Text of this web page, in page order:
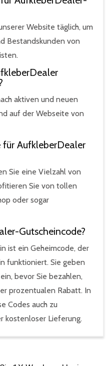
Website täglich, um
Bestandskunden von
aktiven und neuen
auf der Webseite von
AufkleberDealer
Sie eine Vielzahl von
Sie von tollen
oder sogar
Gutscheincode?
ist ein Geheimcode, der
funktioniert. Sie geben
bevor Sie bezahlen,
prozentualen Rabatt. In
Codes auch zu
kostenloser Lieferung.